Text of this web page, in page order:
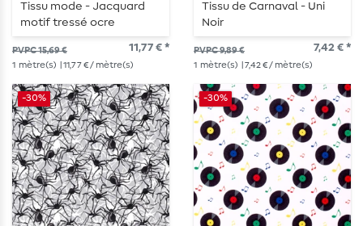
Tissu mode - Jacquard
motif tressé ocre
PVPC 15,69 € 11,77 € *
1 mètre(s) | 11,77 € / mètre(s)
Tissu de Carnaval - Uni
Noir
PVPC 9,89 € 7,42 € *
1 mètre(s) | 7,42 € / mètre(s)
-30% -30%